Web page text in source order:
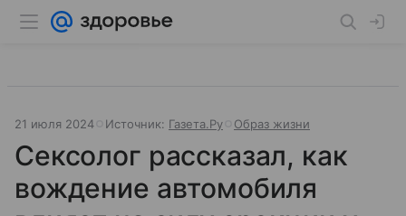
21 июля 2024 Источник: Газета.Ру Образ жизни
Сексолог рассказал, как
вождение автомобиля